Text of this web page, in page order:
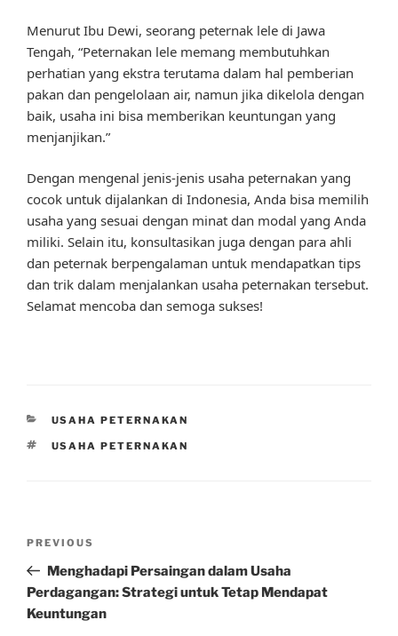
Menurut Ibu Dewi, seorang peternak lele di Jawa
Tengah, “Peternakan lele memang membutuhkan
perhatian yang ekstra terutama dalam hal pemberian
pakan dan pengelolaan air, namun jika dikelola dengan
baik, usaha ini bisa memberikan keuntungan yang
menjanjikan.”
Dengan mengenal jenis-jenis usaha peternakan yang
cocok untuk dijalankan di Indonesia, Anda bisa memilih
usaha yang sesuai dengan minat dan modal yang Anda
miliki. Selain itu, konsultasikan juga dengan para ahli
dan peternak berpengalaman untuk mendapatkan tips
dan trik dalam menjalankan usaha peternakan tersebut.
Selamat mencoba dan semoga sukses!
CATEGORIES
USAHA PETERNAKAN
TAGS
USAHA PETERNAKAN
Previous
Post
PREVIOUS
Menghadapi Persaingan dalam Usaha
Perdagangan: Strategi untuk Tetap Mendapat
Keuntungan